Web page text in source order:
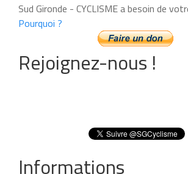
Sud Gironde - CYCLISME a besoin de
Pourquoi ?
Rejoignez-nous !
Informations